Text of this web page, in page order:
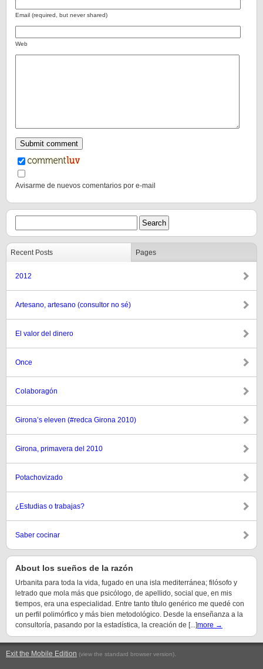
Email (required, but never shared)
Web
Avisarme de nuevos comentarios por e-mail
Recent Posts Pages
2012
Artesano, artesano (consultor no sé)
El valor del dinero
Once
Colaboragón
Girona’s eleven (#redca Girona 2010)
Girona, primavera del 2010
Potachovizado
¿Estudias o trabajas?
Saber cocinar
About los sueños de la razón
Urbanita para toda la vida, fugado en una isla mediterránea; filósofo y
letrado que mola más que psicólogo, de apellido, social que, en mis
tiempos, era una especialidad. Entre tanto título genérico me quedé con
un perfil polimórfico y más bien metodológico. Desde la enseñanza a la
consultoría, pasando por la estadística, la creación de [...]more →
Exit the Mobile Edition (view the standard browser version).